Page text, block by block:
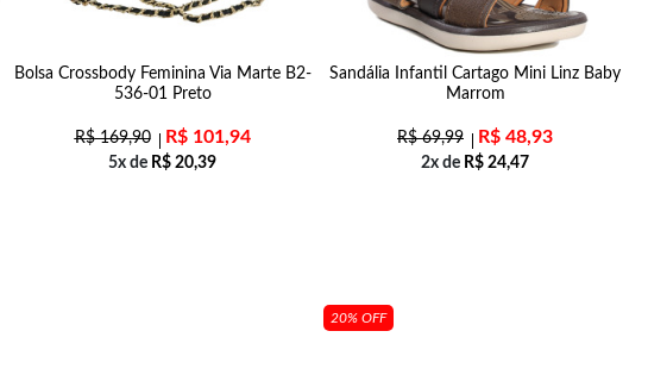
Bolsa Crossbody Feminina Via Marte B2-
536-01 Preto
R$169,90 R$101,94
5x de R$ 20,39
Sandália Infantil Cartago Mini Linz Baby
Marrom
R$69,99 R$ 48,93
2x de R$ 24,47
20% OFF